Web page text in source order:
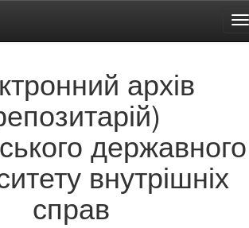
архів
державного
внутрішніх
справ